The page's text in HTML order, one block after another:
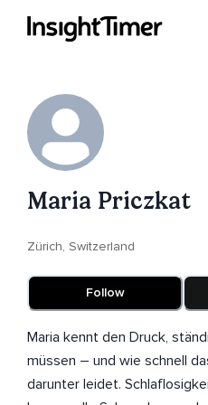
Maria Priczkat
Zürich, Switzerland
Follow
Maria kennt den Druck,
müssen – und wie schnell
darunter leidet.